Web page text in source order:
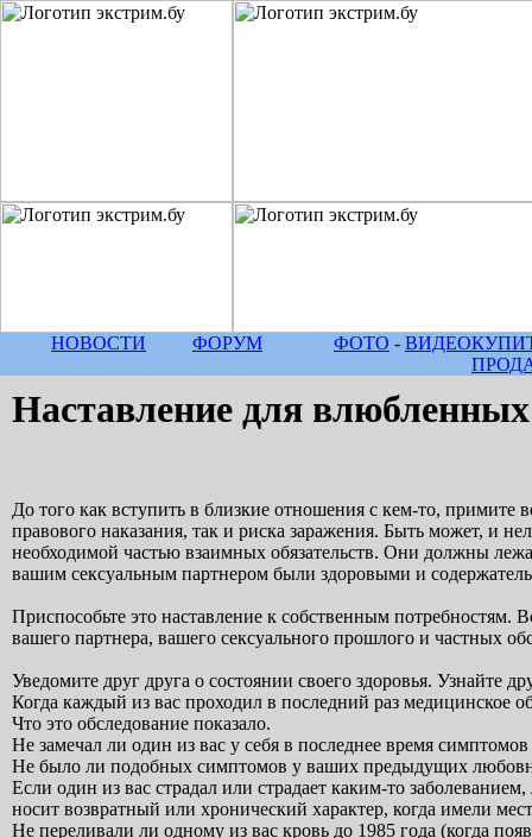
НОВОСТИ ФОРУМ ФОТО - ВИДЕО
Наставление для влюбленных
До того как вступить в близкие отношения с кем-то,
правового наказания, так и риска заражения. Быть может, и
необходимой частью взаимных обязательств. Они должны
вашим сексуальным партнером были здоровыми и
Приспособьте это наставление к собственным потребностям.
вашего партнера, вашего сексуального прошлого и частных
Уведомите друг друга о состоянии своего здоровья. Узнайте
Когда каждый из вас проходил в последний раз медицинское
Что это обследование показало.
Не замечал ли один из вас у себя в последнее время
Не было ли подобных симптомов у ваших предыдущих
Если один из вас страдал или страдает каким-то
носит возвратный или хронический характер, когда имели
Не переливали ли одному из вас кровь до 1985 года (когда